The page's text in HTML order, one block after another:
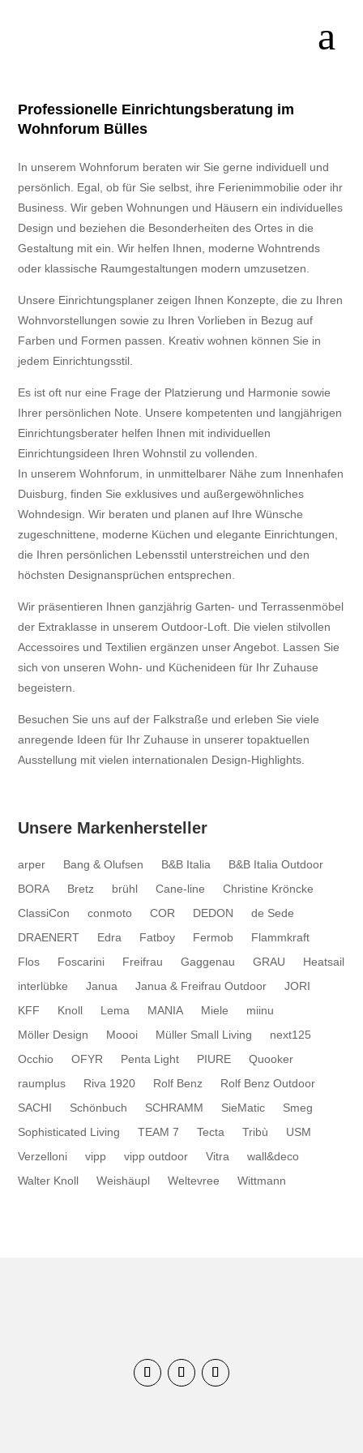
Professionelle Einrichtungsberatung im
Wohnforum Bülles
In unserem Wohnforum beraten wir Sie gerne individuell und
persönlich. Egal, ob für Sie selbst, ihre Ferienimmobilie oder ihr
Business. Wir geben Wohnungen und Häusern ein individuelles
Design und beziehen die Besonderheiten des Ortes in die
Gestaltung mit ein. Wir helfen Ihnen, moderne Wohntrends
oder klassische Raumgestaltungen modern umzusetzen.
Unsere Einrichtungsplaner zeigen Ihnen Konzepte, die zu Ihren
Wohnvorstellungen sowie zu Ihren Vorlieben in Bezug auf
Farben und Formen passen. Kreativ wohnen können Sie in
jedem Einrichtungsstil.
Es ist oft nur eine Frage der Platzierung und Harmonie sowie
Ihrer persönlichen Note. Unsere kompetenten und langjährigen
Einrichtungsberater helfen Ihnen mit individuellen
Einrichtungsideen Ihren Wohnstil zu vollenden.
In unserem Wohnforum, in unmittelbarer Nähe zum Innenhafen
Duisburg, finden Sie exklusives und außergewöhnliches
Wohndesign. Wir beraten und planen auf Ihre Wünsche
zugeschnittene, moderne Küchen und elegante Einrichtungen,
die Ihren persönlichen Lebensstil unterstreichen und den
höchsten Designansprüchen entsprechen.
Wir präsentieren Ihnen ganzjährig Garten- und Terrassenmöbel
der Extraklasse in unserem Outdoor-Loft. Die vielen stilvollen
Accessoires und Textilien ergänzen unser Angebot. Lassen Sie
sich von unseren Wohn- und Küchenideen für Ihr Zuhause
begeistern.
Besuchen Sie uns auf der Falkstraße und erleben Sie viele
anregende Ideen für Ihr Zuhause in unserer topaktuellen
Ausstellung mit vielen internationalen Design-Highlights.
Unsere Markenhersteller
arper Bang & Olufsen B&B Italia
B&B Italia Outdoor
BORA
Bretz brühl Cane-line
Christine Kröncke
ClassiCon
conmoto COR DEDON
de Sede
DRAENERT
Edra Fatboy Fermob
Flammkraft
Flos
Foscarini Freifrau Gaggenau GRAU
Heatsail
interlübke
Janua Janua & Freifrau Outdoor
JORI
KFF
Knoll Lema MANIA Miele
miinu
Möller Design
Moooi Müller Small Living
next125
Occhio
OFYR Penta Light PIURE
Quooker
raumplus
Riva 1920 Rolf Benz
Rolf Benz Outdoor
SACHI
Schönbuch SCHRAMM SieMatic
Smeg
Sophisticated Living
TEAM 7 Tecta Tribù
USM
Verzelloni
vipp vipp outdoor Vitra
wall&deco
Walter Knoll
Weishäupl Weltevree Wittmann